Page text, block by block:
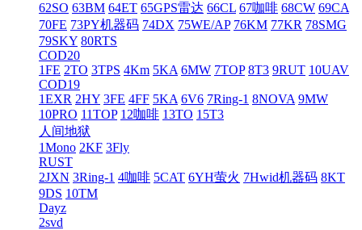
62SO 63BM 64ET 65GPS雷达 66CL 67咖啡 68CW 69CA
70FE 73PY机器码 74DX 75WE/AP 76KM 77KR 78SMG
79SKY 80RTS
COD20
1FE 2TO 3TPS 4Km 5KA 6MW 7TOP 8T3 9RUT 10UAV
COD19
1EXR 2HY 3FE 4FF 5KA 6V6 7Ring-1 8NOVA 9MW
10PRO 11TOP 12咖啡 13TO 15T3
人间地狱
1Mono 2KF 3Fly
RUST
2JXN 3Ring-1 4咖啡 5CAT 6YH萤火 7Hwid机器码 8KT
9DS 10TM
Dayz
2svd